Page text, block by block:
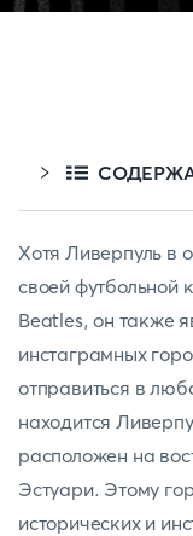
Хотя Ливерпуль в
своей футбольной
Beatles, он также
инстаграмных
отправиться в
находится
расположен на
Эстуари. Этому
исторических и